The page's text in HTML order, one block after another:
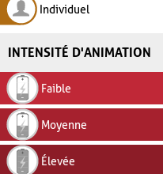
Individuel
INTENSITÉ D'ANIMATION
Faible
Moyenne
Élevée